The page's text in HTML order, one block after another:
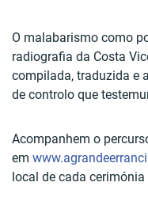
O malabarismo como
radiografia da Costa
compilada, traduzida e
de controlo que
Acompanhem o
em
local de cada